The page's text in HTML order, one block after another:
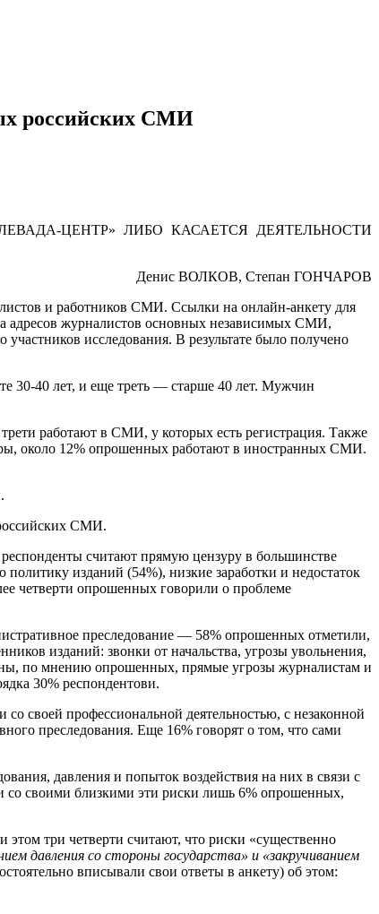
российских СМИ
ЦЕНТР» ЛИБО КАСАЕТСЯ ДЕЯТЕЛЬНОСТИ
Денис ВОЛКОВ, Степан ГОНЧАРОВ
и работников СМИ. Ссылки на онлайн-анкету для
адресов журналистов основных независимых СМИ,
исследования. В результате было получено
30-40 лет, и еще треть — старше 40 лет. Мужчин
работают в СМИ, у которых есть регистрация. Также
около 12% опрошенных работают в иностранных СМИ.
СМИ.
считают прямую цензуру в большинстве
изданий (54%), низкие заработки и недостаток
четверти опрошенных говорили о проблеме
преследование — 58% опрошенных отметили,
изданий: звонки от начальства, угрозы увольнения,
по мнению опрошенных, прямые угрозы журналистам и
30% респондентови.
своей профессиональной деятельностью, с незаконной
преследования. Еще 16% говорят о том, что сами
давления и попыток воздействия на них в связи с
со своими близкими эти риски лишь 6% опрошенных,
три четверти считают, что риски «существенно
давления со стороны государства» и «закручиванием
вписывали свои ответы в анкету) об этом: